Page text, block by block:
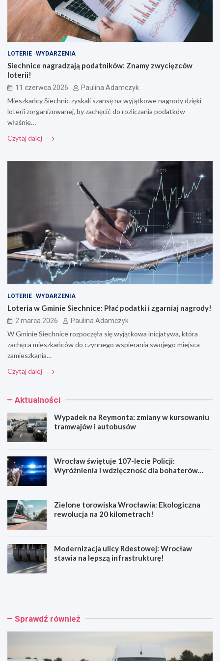
LOTERIE WYDARZENIA
Siechnice nagradzają podatników: Znamy zwycięzców
loterii!
11 czerwca 2026 Paulina Adamczyk
Mieszkańcy Siechnic zyskali szansę na wyjątkowe nagrody dzięki
loterii zorganizowanej, by zachęcić do rozliczania podatków
właśnie…
Czytaj dalej
LOTERIE WYDARZENIA
Loteria w Gminie Siechnice: Płać podatki i zgarniaj nagrody!
2 marca 2026 Paulina Adamczyk
W Gminie Siechnice rozpoczęła się wyjątkowa inicjatywa, która
zachęca mieszkańców do czynnego wspierania swojego miejsca
zamieszkania…
Czytaj dalej
Aktualności
Wypadek na Reymonta: zmiany w kursowaniu
tramwajów i autobusów
Wrocław świętuje 107-lecie Policji:
Wyróżnienia i wdzięczność dla bohaterów
Zielone torowiska Wrocławia: Ekologiczna
rewolucja na 20 kilometrach!
Modernizacja ulicy Rdestowej: Wrocław
stawia na lepszą infrastrukturę!
W
e
R
W
a
i
Sprawdź również